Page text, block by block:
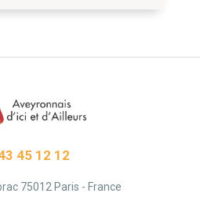
45 12 12
75012 Paris - France